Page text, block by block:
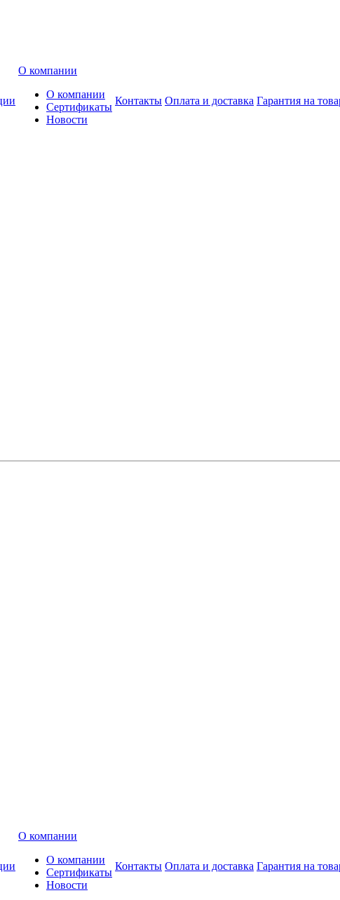
О компании
О компании
Сертификаты
Новости
Контакты Оплата и доставка Гарантия на
О компании
О компании
Сертификаты
Новости
Контакты Оплата и доставка Гарантия на